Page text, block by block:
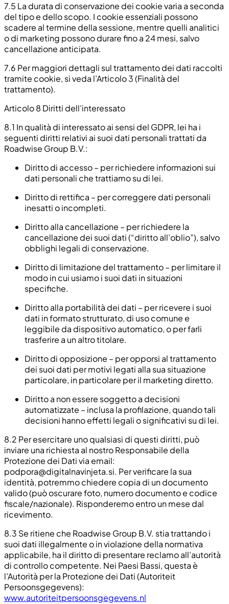
7.5 La durata di conservazione dei cookie varia a seconda
del tipo e dello scopo. I cookie essenziali possono
scadere al termine della sessione, mentre quelli analitici
o di marketing possono durare fino a 24 mesi, salvo
cancellazione anticipata.
7.6 Per maggiori dettagli sul trattamento dei dati raccolti
tramite cookie, si veda l’Articolo 3 (Finalità del
trattamento).
Articolo 8 Diritti dell’interessato
8.1 In qualità di interessato ai sensi del GDPR, lei ha i
seguenti diritti relativi ai suoi dati personali trattati da
Roadwise Group B.V.:
Diritto di accesso – per richiedere informazioni sui
dati personali che trattiamo su di lei.
Diritto di rettifica – per correggere dati personali
inesatti o incompleti.
Diritto alla cancellazione – per richiedere la
cancellazione dei suoi dati (“diritto all’oblio”), salvo
obblighi legali di conservazione.
Diritto di limitazione del trattamento – per limitare il
modo in cui usiamo i suoi dati in situazioni
specifiche.
Diritto alla portabilità dei dati – per ricevere i suoi
dati in formato strutturato, di uso comune e
leggibile da dispositivo automatico, o per farli
trasferire a un altro titolare.
Diritto di opposizione – per opporsi al trattamento
dei suoi dati per motivi legati alla sua situazione
particolare, in particolare per il marketing diretto.
Diritto a non essere soggetto a decisioni
automatizzate – inclusa la profilazione, quando tali
decisioni hanno effetti legali o significativi su di lei.
8.2 Per esercitare uno qualsiasi di questi diritti, può
inviare una richiesta al nostro Responsabile della
Protezione dei Dati via email:
podpora@digitalnavinjeta.si. Per verificare la sua
identità, potremmo chiedere copia di un documento
valido (può oscurare foto, numero documento e codice
fiscale/nazionale). Risponderemo entro un mese dal
ricevimento.
8.3 Se ritiene che Roadwise Group B.V. stia trattando i
suoi dati illegalmente o in violazione della normativa
applicabile, ha il diritto di presentare reclamo all’autorità
di controllo competente. Nei Paesi Bassi, questa è
l’Autorità per la Protezione dei Dati (Autoriteit
Persoonsgegevens):
www.autoriteitpersoonsgegevens.nl